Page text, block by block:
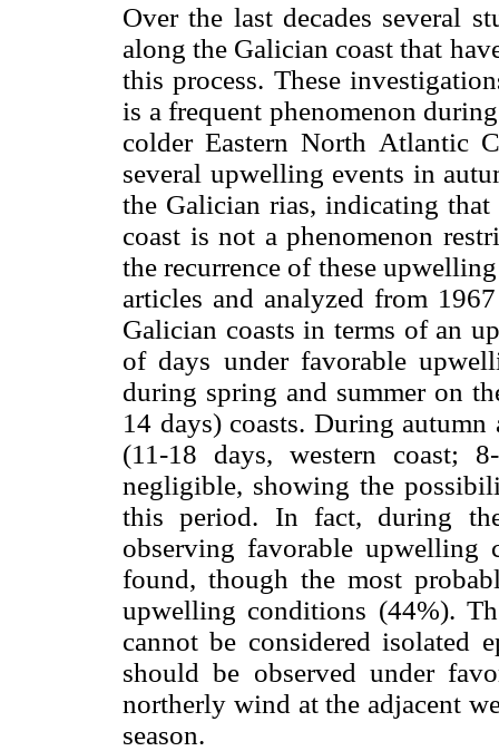
Over the last decades several
along the Galician coast that
this process. These
is a frequent phenomenon
colder Eastern North Atlantic
several upwelling events in
the Galician rias, indicating
coast is not a phenomenon
the recurrence of these
articles and analyzed from
Galician coasts in terms of an
of days under favorable
during spring and summer on
14 days) coasts. During
(11-18 days, western coast;
negligible, showing the
this period. In fact, during
observing favorable upwelling
found, though the most
upwelling conditions (44%).
cannot be considered isolated
should be observed under
northerly wind at the adjacent
season.